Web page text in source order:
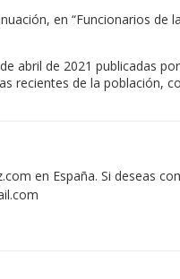
en “Funcionarios de
de 2021 publicadas
recientes de la población,
en España. Si deseas